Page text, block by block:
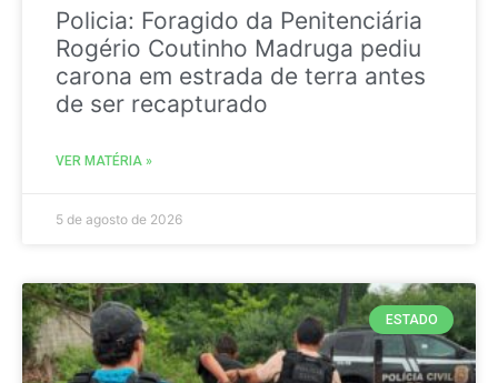
Policia: Foragido da Penitenciária
Rogério Coutinho Madruga pediu
carona em estrada de terra antes
de ser recapturado
VER MATÉRIA »
5 de agosto de 2026
ESTADO